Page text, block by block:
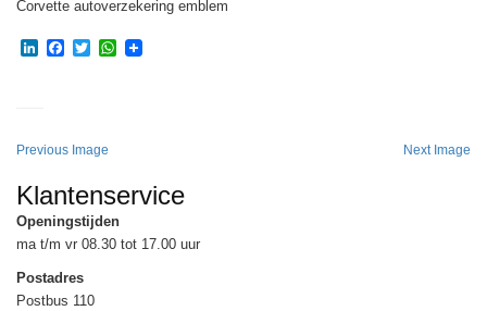
Corvette autoverzekering emblem
LinkedIn
Facebook
TwitterWhatsApp
Previous Image Next Image
Klantenservice
Openingstijden
ma t/m vr 08.30 tot 17.00 uur
Postadres
Postbus 110